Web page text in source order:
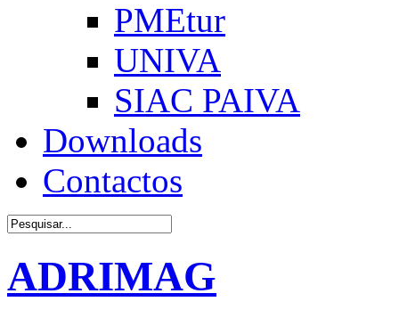
PMEtur
UNIVA
SIAC PAIVA
Downloads
Contactos
ADRIMAG